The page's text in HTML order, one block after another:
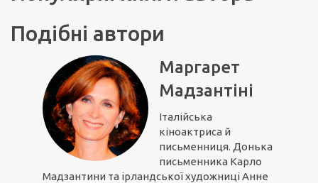
Подібні автори
Маргарет
Мадзантіні
Італійська
кіноактриса й
письменниця. Донька
письменника Карло
Мадзантини та ірландської художниці Анне